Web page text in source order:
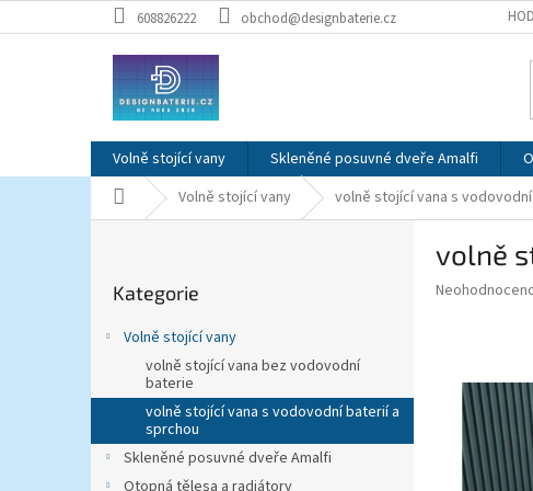
na
608826222 obchod@designbaterie.cz
Volně stojící vany Skleněné posuvné dveře Amalfi
Domů Volně stojící vany volně stojící vana s
n
p
kategorie
Kategorie
Volně stojící vany
volně stojící vana bez vodovodní
baterie
volně stojící vana s vodovodní baterií a
sprchou
Skleněné posuvné dveře Amalfi
Otopná tělesa a radiátory
volně
Průměrné
hvězdiček.